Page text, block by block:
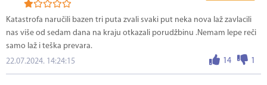
Katastrofa naručili bazen tri puta zvali svaki put neka nova laž zavlacili
nas više od sedam dana na kraju otkazali porudžbinu .Nemam lepe reči
samo laž i teška prevara.
14
1
22.07.2024. 14:24:15